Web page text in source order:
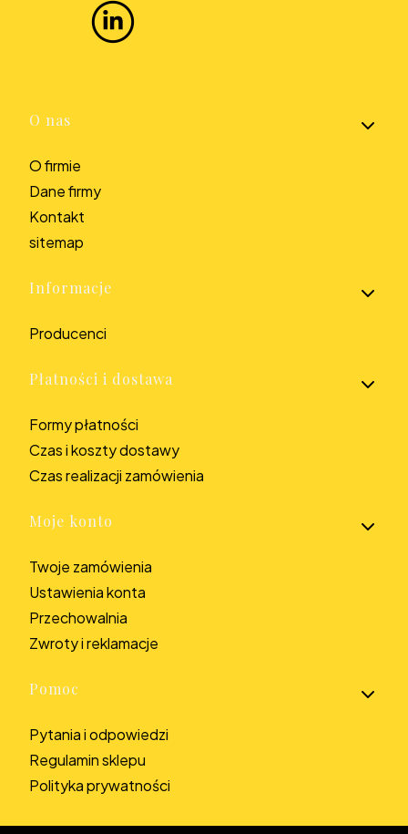
Linki w stopce
O nas
O firmie
Dane firmy
Kontakt
sitemap
Informacje
Producenci
Płatności i dostawa
Formy płatności
Czas i koszty dostawy
Czas realizacji zamówienia
Moje konto
Twoje zamówienia
Ustawienia konta
Przechowalnia
Zwroty i reklamacje
Pomoc
Pytania i odpowiedzi
Regulamin sklepu
Polityka prywatności